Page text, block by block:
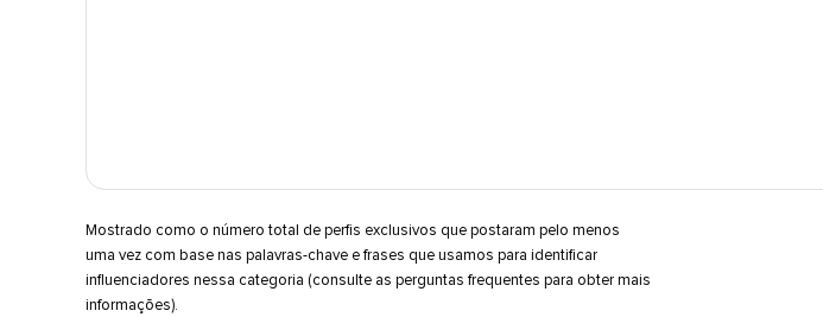
Mostrado como o número total de perfis exclusivos que postaram pelo menos
uma vez com base nas palavras-chave e frases que usamos para identificar
influenciadores nessa categoria (consulte as perguntas frequentes para obter mais
informações).​​